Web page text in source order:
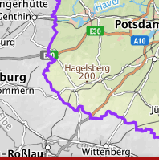
Impressum
Kontakt